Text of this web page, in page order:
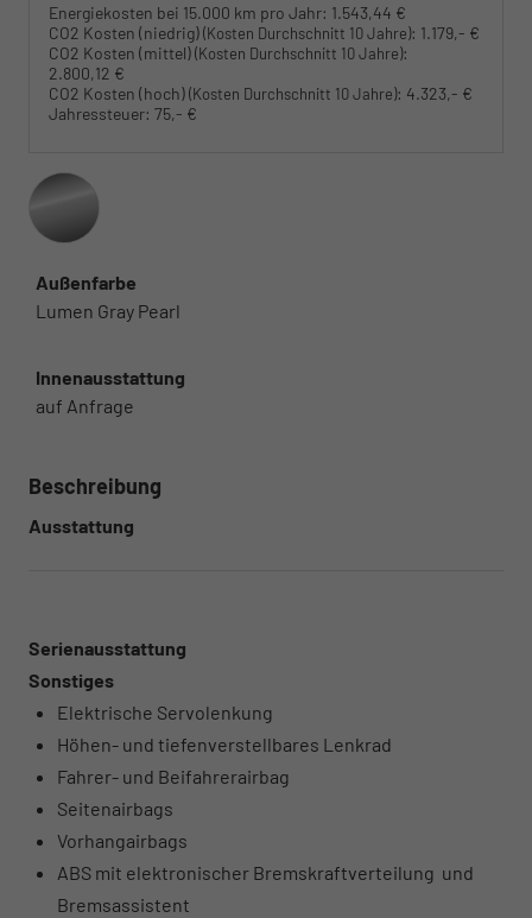
Energiekosten bei 15.000 km pro Jahr: 1.543,44 €
CO2 Kosten (niedrig)(Kosten Durchschnitt 10 Jahre): 1.179,- €
CO2 Kosten (mittel)(Kosten Durchschnitt 10 Jahre):
2.800,12 €
CO2 Kosten (hoch)(Kosten Durchschnitt 10 Jahre): 4.323,- €
Jahressteuer: 75,- €
Außenfarbe
Lumen Gray Pearl
Innenausstattung
auf Anfrage
Beschreibung
Ausstattung
Serienausstattung
Sonstiges
Elektrische Servolenkung
Höhen- und tiefenverstellbares Lenkrad
Fahrer- und Beifahrerairbag
Seitenairbags
Vorhangairbags
ABS mit elektronischer Bremskraftverteilung und
Bremsassistent